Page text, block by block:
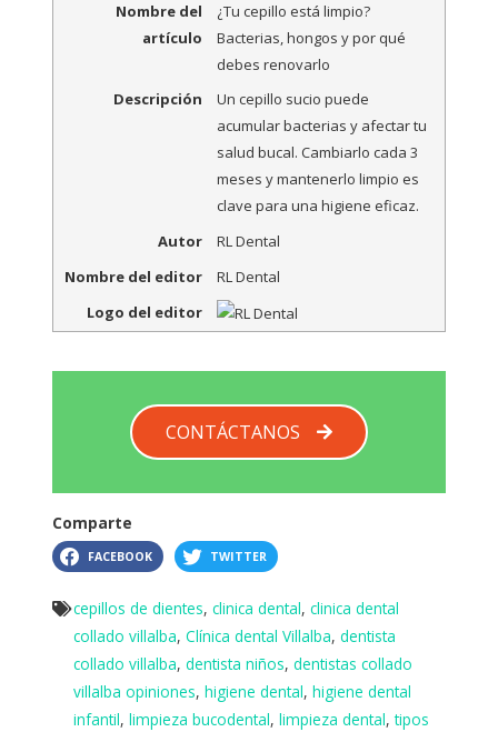
Nombre del
artículo
¿Tu cepillo está limpio?
Bacterias, hongos y por qué
debes renovarlo
Descripción
Un cepillo sucio puede
acumular bacterias y afectar tu
salud bucal. Cambiarlo cada 3
meses y mantenerlo limpio es
clave para una higiene eficaz.
Autor
RL Dental
Nombre del editor
RL Dental
Logo del editor
CONTÁCTANOS
Comparte
FACEBOOK TWITTER
cepillos de dientes,clinica dental,clinica dental
collado villalba,Clínica dental Villalba,dentista
collado villalba,dentista niños,dentistas collado
villalba opiniones,higiene dental,higiene dental
infantil,limpieza bucodental,limpieza dental,tipos